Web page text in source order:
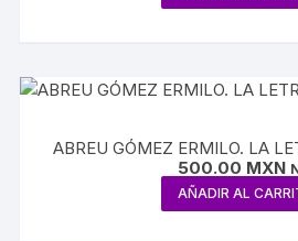
ABREU GÓMEZ ERMILO. LA
500.00 MXN
AÑADIR AL